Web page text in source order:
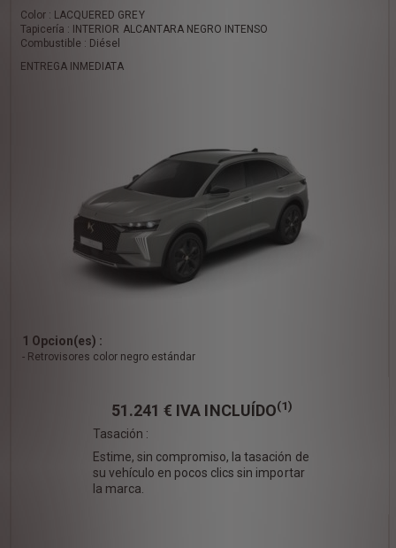
Color : LACQUERED GREY
Tapicería : INTERIOR ALCANTARA NEGRO INTENSO
Combustible : Diésel
ENTREGA INMEDIATA
1 Opcion(es) :
- Retrovisores color negro estándar
51.241 € IVA INCLUÍDO(1)
Tasación :
Estime, sin compromiso, la tasación de
su vehículo en pocos clics sin importar
la marca.